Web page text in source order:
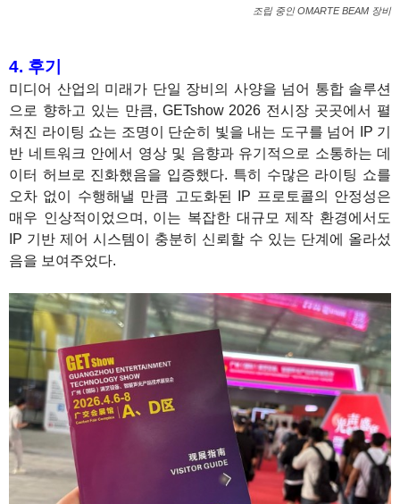
조립 중인 OMARTE BEAM 장비
4. 후기
미디어 산업의 미래가 단일 장비의 사양을 넘어 통합 솔루션
으로 향하고 있는 만큼, GETshow 2026 전시장 곳곳에서 펼
쳐진 라이팅 쇼는 조명이 단순히 빛을 내는 도구를 넘어 IP 기
반 네트워크 안에서 영상 및 음향과 유기적으로 소통하는 데
이터 허브로 진화했음을 입증했다. 특히 수많은 라이팅 쇼를
오차 없이 수행해낼 만큼 고도화된 IP 프로토콜의 안정성은
매우 인상적이었으며, 이는 복잡한 대규모 제작 환경에서도
IP 기반 제어 시스템이 충분히 신뢰할 수 있는 단계에 올라섰
음을 보여주었다.